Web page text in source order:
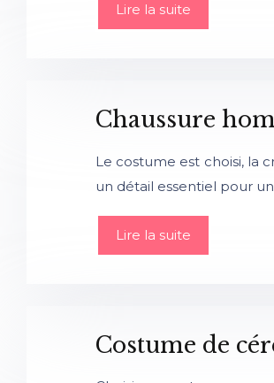
Lire la suite
Chaussure
Le costume est choisi, la
un détail essentiel pour
Lire la suite
Costume de